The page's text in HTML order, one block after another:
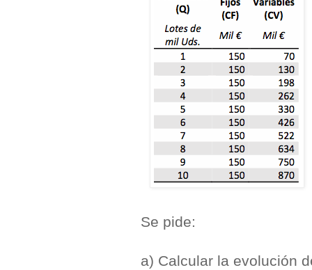
Se pide:
a) Calcular la evolución